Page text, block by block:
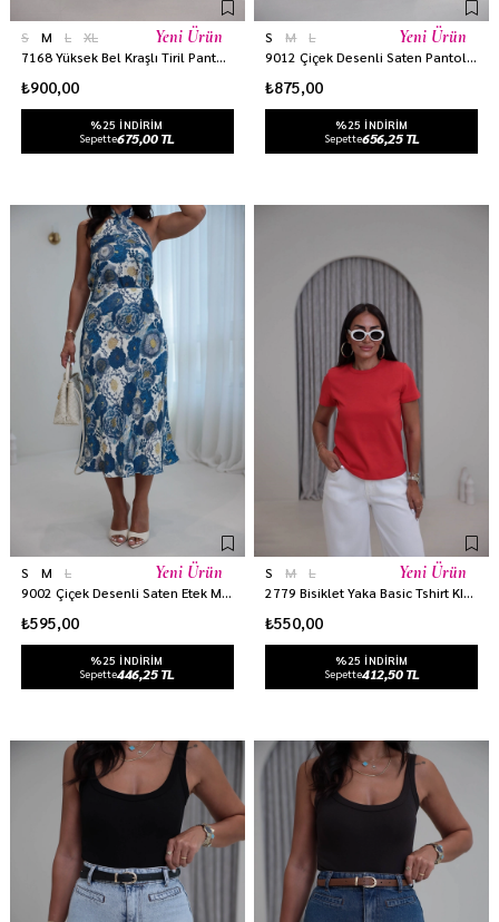
S M L
XL
7168 Yüksek Bel Kraşlı Tiril Pantolon BEJ
₺900,00
%25 INDIRIM
Sepette675,00 TL
Yeni Ürün S M
L
9012 Çiçek Desenli Saten Pantolon MAVİ
₺875,00
%25 INDIRIM
Sepette656,25 TL
Yeni Ürün
S M
L
9002 Çiçek Desenli Saten Etek MAVİ
₺595,00
%25 INDIRIM
Sepette446,25 TL
Yeni Ürün S M
L
2779 Bisiklet Yaka Basic Tshirt KIRMIZI
₺550,00
%25 INDIRIM
Sepette412,50 TL
Yeni Ürün